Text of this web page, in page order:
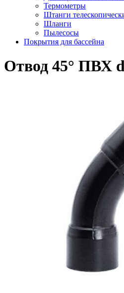
Термометры
Штанги
Шланги
Пылесосы
Покрытия для бассейна
Отвод 45° ПВХ